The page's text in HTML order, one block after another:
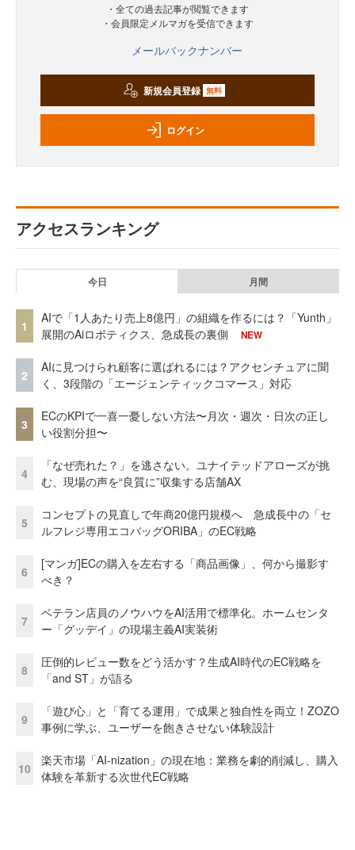
・全ての過去記事が閲覧できます
・会員限定メルマガを受信できます
メールバックナンバー
新規会員登録 無料
ログイン
アクセスランキング
今日 月間
1
AIで「1人あたり売上8億円」の組織を作るには？「Yunth」
展開のAiロボティクス、急成長の裏側
NEW
2
AIに見つけられ顧客に選ばれるには？アクセンチュアに聞
く、3段階の「エージェンティックコマース」対応
3
ECのKPIで一喜一憂しない方法〜月次・週次・日次の正し
い役割分担〜
4
「なぜ売れた？」を逃さない。ユナイテッドアローズが挑
む、現場の声を“良質に”収集する店舗AX
5
コンセプトの見直しで年商20億円規模へ 急成長中の「セ
ルフレジ専用エコバッグORIBA」のEC戦略
6
[マンガ]ECの購入を左右する「商品画像」、何から撮影す
べき？
7
ベテラン店員のノウハウをAI活用で標準化。ホームセンタ
ー「グッデイ」の現場主義AI実装術
8
圧倒的レビュー数をどう活かす？生成AI時代のEC戦略を
「and ST」が語る
9
「遊び心」と「育てる運用」で成果と独自性を両立！ZOZO
事例に学ぶ、ユーザーを飽きさせない体験設計
10
楽天市場「AI-nization」の現在地：業務を劇的削減し、購入
体験を革新する次世代EC戦略